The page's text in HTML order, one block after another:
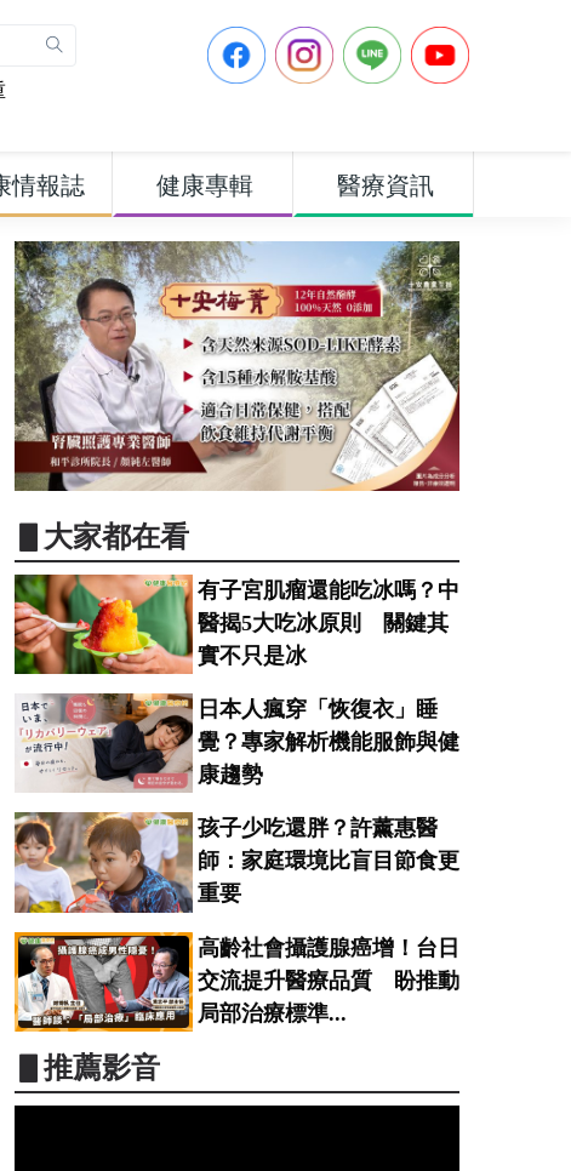
情報誌 健康專輯 醫療資訊
▋大家都在看
有子宮肌瘤還能吃冰嗎？中
醫揭5大吃冰原則 關鍵其
實不只是冰
日本人瘋穿「恢復衣」睡
覺？專家解析機能服飾與健
康趨勢
孩子少吃還胖？許薰惠醫
師：家庭環境比盲目節食更
重要
高齡社會攝護腺癌增！台日
交流提升醫療品質 盼推動
局部治療標準...
▋推薦影音